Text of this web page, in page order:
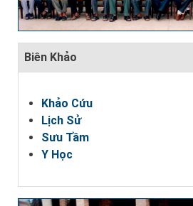
Biên Khảo
Khảo Cứu
Lịch Sử
Sưu Tầm
Y Học